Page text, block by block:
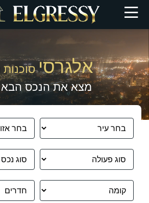
אלגרסי סוכנות
מצא את הנכס